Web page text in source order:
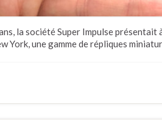
la société Super Impulse présentait
York, une gamme de répliques